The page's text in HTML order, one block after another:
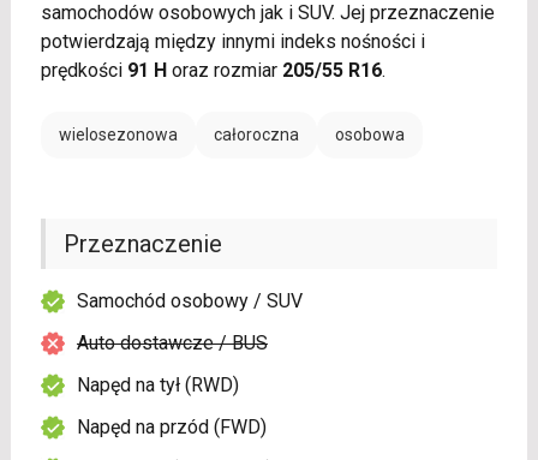
samochodów osobowych jak i SUV. Jej przeznaczenie
potwierdzają między innymi indeks nośności i
prędkości 91 Horaz rozmiar 205/55 R16.
wielosezonowa całoroczna osobowa
Przeznaczenie
Samochód osobowy / SUV
Auto dostawcze / BUS
Napęd na tył (RWD)
Napęd na przód (FWD)